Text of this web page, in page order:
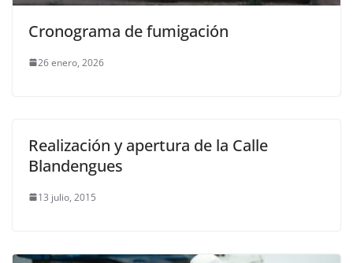
Cronograma de fumigación
26 enero, 2026
Realización y apertura de la Calle
Blandengues
13 julio, 2015